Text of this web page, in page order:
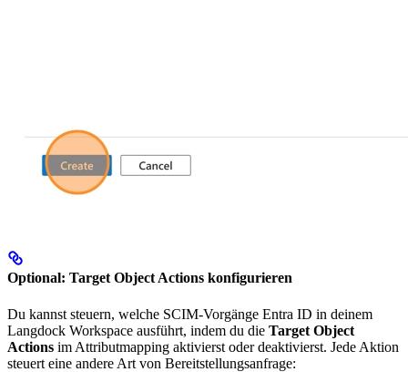
Optional: Target Object Actions konfigurieren
Du kannst steuern, welche SCIM-Vorgänge Entra ID in deinem
Langdock Workspace ausführt, indem du die Target Object
Actions im Attributmapping aktivierst oder deaktivierst. Jede Aktion
steuert eine andere Art von Bereitstellungsanfrage: